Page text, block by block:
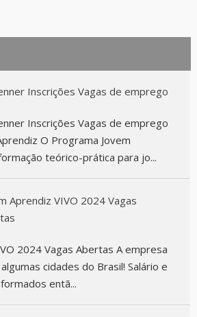
Inscrições Vagas de emprego
Inscrições Vagas de emprego
O Programa Jovem
teórico-prática para jo...
Aprendiz VIVO 2024 Vagas
2024 Vagas Abertas A empresa
cidades do Brasil! Salário e
entã...